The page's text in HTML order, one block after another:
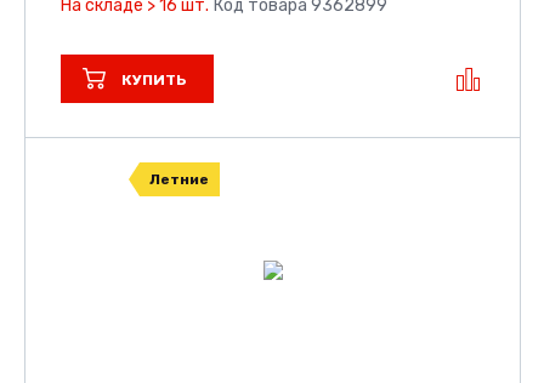
На складе > 16 шт. Код товара 9362899
КУПИТЬ
Летние